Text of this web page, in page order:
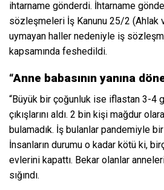
ihtarname gönderdi. İhtarname
sözleşmeleri İş Kanunu 25/2 (Ahlak
uymayan haller nedeniyle iş
kapsamında feshedildi.
“Anne babasının yanına
“Büyük bir çoğunluk ise iflastan 3-4
çıkışlarını aldı. 2 bin kişi mağdur
bulamadık. İş bulanlar pandemiyle
İnsanların durumu o kadar kötü ki,
evlerini kapattı. Bekar olanlar
sığındı.